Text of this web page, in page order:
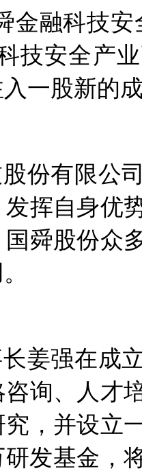
金融科技
技安全产
一股新的
份有限公
挥自身优
舜股份众
姜强在成
询、人才
，并设立
研发基金，